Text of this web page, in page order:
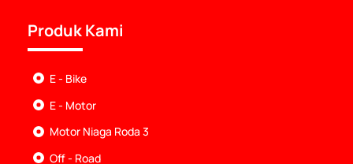
Produk Kami
E - Bike
E - Motor
Motor Niaga Roda 3
Off - Road